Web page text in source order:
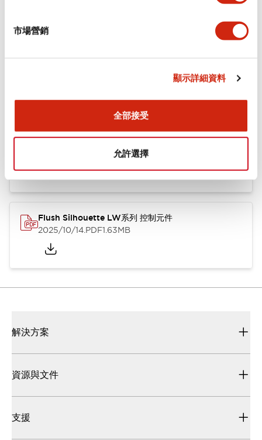
市場營銷
顯示詳細資料
全部接受
允許選擇
Flush Silhouette LW系列 控制元件 (英文版)
1.23MB
Flush Silhouette LW系列 控制元件
2025/10/14.PDF1.63MB
解決方案
資源與文件
支援